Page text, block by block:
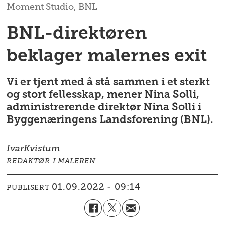
Moment Studio, BNL
BNL-direktøren
beklager malernes exit
Vi er tjent med å stå sammen i et sterkt
og stort fellesskap, mener Nina Solli,
administrerende direktør Nina Solli i
Byggenæringens Landsforening (BNL).
IvarKvistum
REDAKTØR I MALEREN
PUBLISERT 01.09.2022 - 09:14